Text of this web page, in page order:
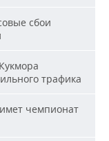
сбои
трафика
чемпионат